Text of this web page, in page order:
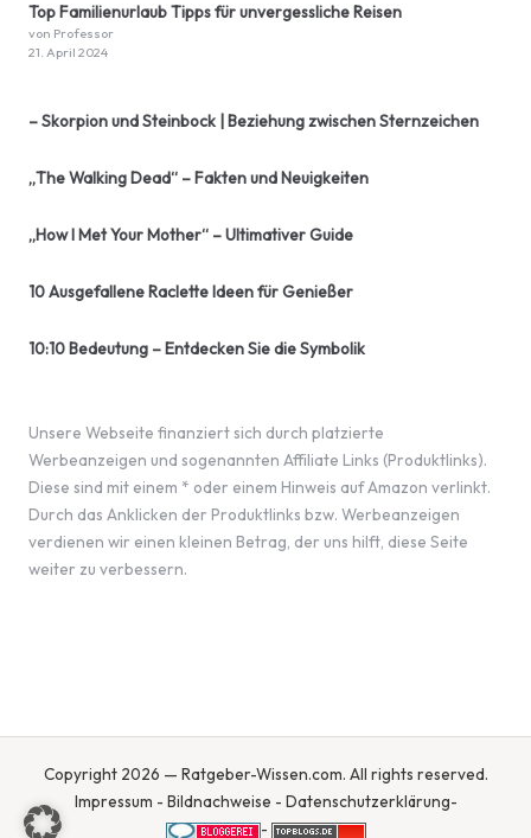
Top Familienurlaub Tipps für unvergessliche Reisen
von Professor
21. April 2024
– Skorpion und Steinbock | Beziehung zwischen Sternzeichen
„The Walking Dead“ – Fakten und Neuigkeiten
„How I Met Your Mother“ – Ultimativer Guide
10 Ausgefallene Raclette Ideen für Genießer
10:10 Bedeutung – Entdecken Sie die Symbolik
Unsere Webseite finanziert sich durch platzierte
Werbeanzeigen und sogenannten Affiliate Links (Produktlinks).
Diese sind mit einem * oder einem Hinweis auf Amazon verlinkt.
Durch das Anklicken der Produktlinks bzw. Werbeanzeigen
verdienen wir einen kleinen Betrag, der uns hilft, diese Seite
weiter zu verbessern.
Copyright 2026 — Ratgeber-Wissen.com. All rights reserved.
Impressum - Bildnachweise - Datenschutzerklärung-
-